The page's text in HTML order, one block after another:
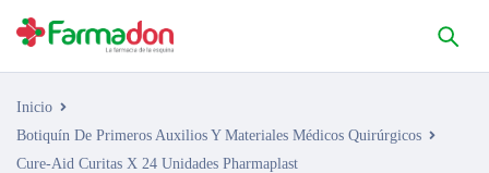
Inicio
Botiquín De Primeros Auxilios Y Materiales Médicos Quirúrgicos
Cure-Aid Curitas X 24 Unidades Pharmaplast